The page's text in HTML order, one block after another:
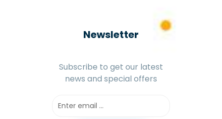
Newsletter
Subscribe to get our latest
news and special offers